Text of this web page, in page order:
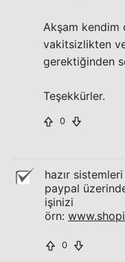
Akşam kendim
vakitsizlikten
gerektiğinden
Teşekkürler.
0
hazır
paypal
işinizi
örn:
0